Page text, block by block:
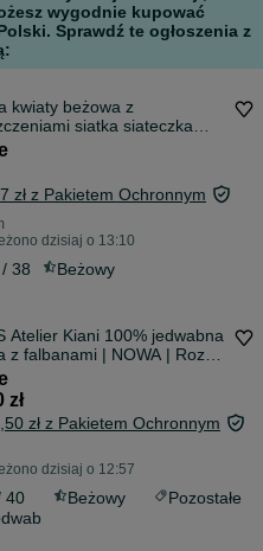
wygodnie kupować
Sprawdź te ogłoszenia z
kwiaty beżowa z
siatka siateczka
chicaca XS S M L
zł z Pakietem Ochronnym
dzisiaj o 13:10
38 Beżowy
Atelier Kiani 100% jedwabna
z falbanami | NOWA | Roz.
zł
zł z Pakietem Ochronnym
dzisiaj o 12:57
40 Beżowy
Pozostałe